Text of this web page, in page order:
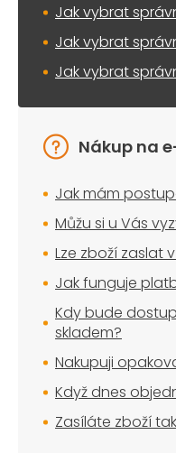
Jak vybrat
Jak vybrat
Jak vybrat
Nákup na
Jak mám
Můžu si u Vás
Lze zboží zaslat
Jak funguje
Kdy bude
skladem?
Nakupuji
Když dnes
Zasíláte zboží